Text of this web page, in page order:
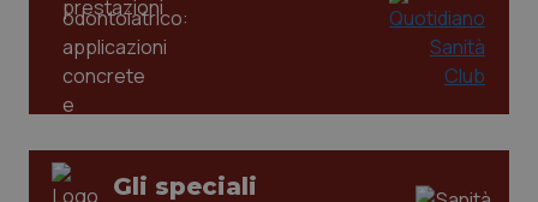
Gli speciali
tracking-sites-ironfish-
session-id
www.quotidianosanita.it
.quotidianosanita.it